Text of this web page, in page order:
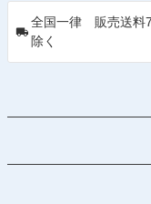
全国一律 販売送料
除く